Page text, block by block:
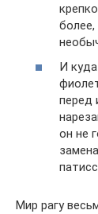
И
перед
он не
Мир рагу